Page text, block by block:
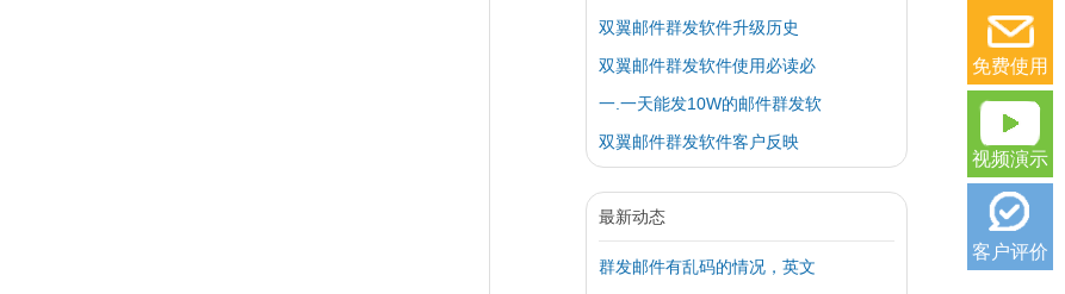
双翼邮件群发软件升级历史
双翼邮件群发软件使用必读必
一.一天能发10W的邮件群发软
双翼邮件群发软件客户反映
最新动态
群发邮件有乱码的情况，英文
免费使用
视频演示
客户评价